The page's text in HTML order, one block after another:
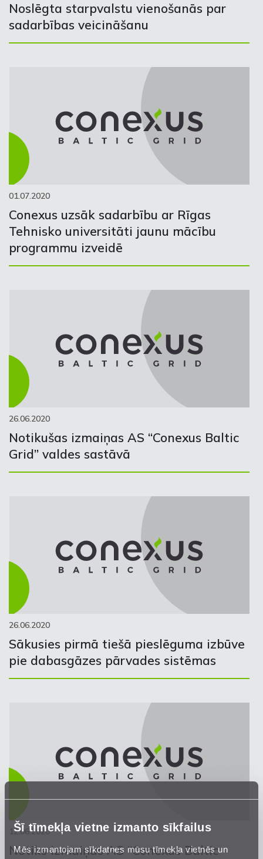
Šī tīmekļa vietne izmanto sīkfailus
Mēs izmantojam sīkdatnes mūsu tīmekļa vietnēs un
Noslēgta starpvalstu vienošanās par
sadarbības veicināšanu
01.07.2020
Conexus uzsāk sadarbību ar Rīgas
Tehnisko universitāti jaunu mācību
programmu izveidē
26.06.2020
Notikušas izmaiņas AS “Conexus Baltic
Grid” valdes sastāvā
26.06.2020
Sākusies pirmā tiešā pieslēguma izbūve
pie dabasgāzes pārvades sistēmas
12.06.2020
Notiks izmaiņas AS “Conexus Baltic